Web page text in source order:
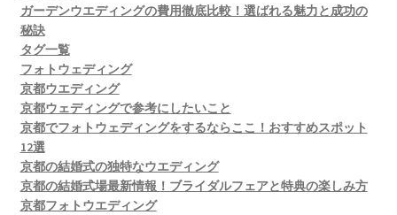
ガーデンウエディングの費用徹底比較！選ばれる魅力と成功の
秘訣
タグ一覧
フォトウェディング
京都ウエディング
京都ウェディングで参考にしたいこと
京都でフォトウェディングをするならここ！おすすめスポット
12選
京都の結婚式の独特なウエディング
京都の結婚式場最新情報！ブライダルフェアと特典の楽しみ方
京都フォトウエディング